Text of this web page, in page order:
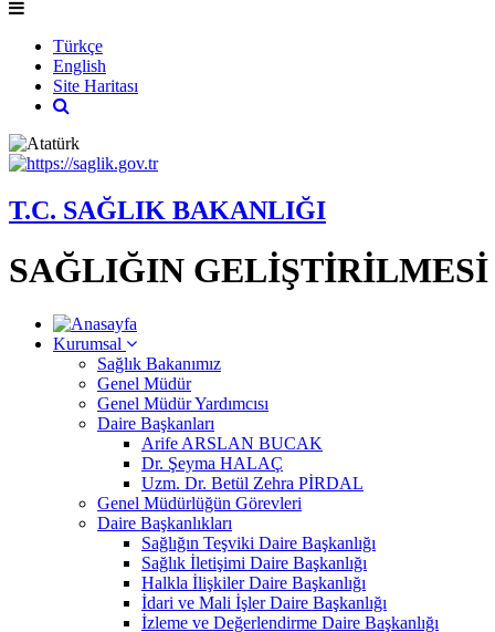
Türkçe
English
Site Haritası
T.C. SAĞLIK BAKANLIĞI
SAĞLIĞIN
Kurumsal
Sağlık Bakanımız
Genel Müdür
Genel Müdür Yardımcısı
Daire Başkanları
Arife ARSLAN BUCAK
Dr. Şeyma HALAÇ
Uzm. Dr. Betül Zehra PİRDAL
Genel Müdürlüğün Görevleri
Daire Başkanlıkları
Sağlığın Teşviki Daire Başkanlığı
Sağlık İletişimi Daire Başkanlığı
Halkla İlişkiler Daire Başkanlığı
İdari ve Mali İşler Daire Başkanlığı
İzleme ve Değerlendirme Daire Başkanlığı